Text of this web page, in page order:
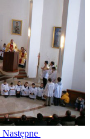
Następne